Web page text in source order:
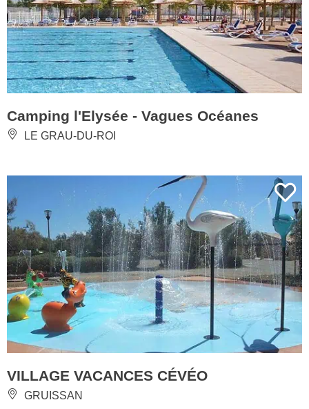
Camping l'Elysée - Vagues Océanes
LE GRAU-DU-ROI
VILLAGE VACANCES CÉVÉO
GRUISSAN